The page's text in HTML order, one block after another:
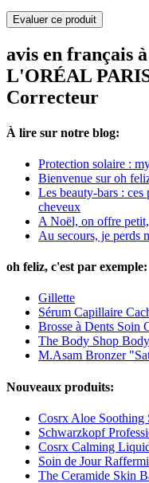
Evaluer ce produit
avis en français
L'ORÉAL
Correcteur
À lire sur notre blog:
Protection solaire :
Bienvenue sur oh
Les beauty-bars : ces
cheveux
A Noël, on offre
Au secours, je perds
oh feliz, c'est par exemple:
Gillette
Sérum Capillaire
Brosse à Dents Soin
The Body Shop
M.Asam Bronzer
Nouveaux produits:
Cosrx Aloe Soothing
Schwarzkopf
Cosrx Calming
Soin de Jour
The Ceramide Skin